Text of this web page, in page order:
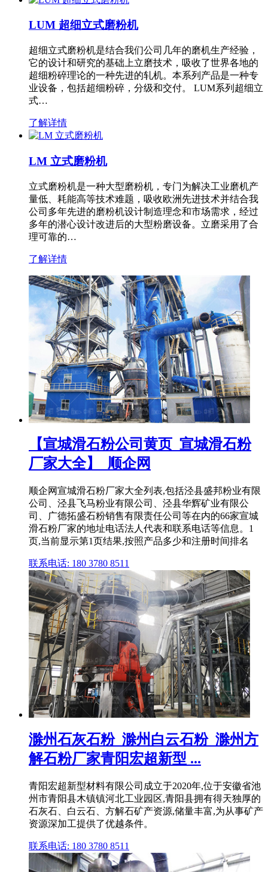
LUM 超细立式磨粉机
超细立式磨粉机是结合我们公司几年的磨机生产经验，
它的设计和研究的基础上立磨技术，吸收了世界各地的
超细粉碎理论的一种先进的轧机。本系列产品是一种专
业设备，包括超细粉碎，分级和交付。 LUM系列超细立
式…
了解详情
LM 立式磨粉机
立式磨粉机是一种大型磨粉机，专门为解决工业磨机产
量低、耗能高等技术难题，吸收欧洲先进技术并结合我
公司多年先进的磨粉机设计制造理念和市场需求，经过
多年的潜心设计改进后的大型粉磨设备。立磨采用了合
理可靠的…
了解详情
【宣城滑石粉公司黄页_宣城滑石粉
厂家大全】_顺企网
顺企网宣城滑石粉厂家大全列表,包括泾县盛邦粉业有限
公司、泾县飞马粉业有限公司、泾县华辉矿业有限公
司、广德拓盛石粉销售有限责任公司等在内的66家宣城
滑石粉厂家的地址电话法人代表和联系电话等信息。1
页,当前显示第1页结果,按照产品多少和注册时间排名
联系电话: 180 3780 8511
滁州石灰石粉_滁州白云石粉_滁州方
解石粉厂家青阳宏超新型 ...
青阳宏超新型材料有限公司成立于2020年,位于安徽省池
州市青阳县木镇镇河北工业园区,青阳县拥有得天独厚的
石灰石、白云石、方解石矿产资源,储量丰富,为从事矿产
资源深加工提供了优越条件。
联系电话: 180 3780 8511